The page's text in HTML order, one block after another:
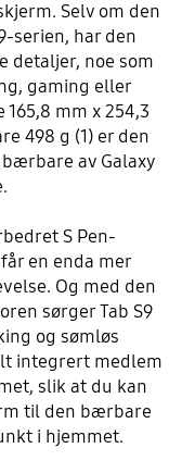
Selv om den
serien, har den
detaljer, noe som
gaming eller
mm x 254,3
498 g (1) er den
av Galaxy
S Pen-
en enda mer
Og med den
sørger Tab S9
og sømløs
integrert medlem
slik at du kan
til den bærbare
i hjemmet.